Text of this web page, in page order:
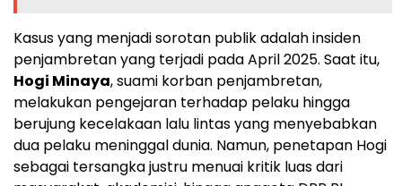
Kasus yang menjadi sorotan publik adalah insiden
penjambretan yang terjadi pada April 2025. Saat itu,
Hogi Minaya, suami korban penjambretan,
melakukan pengejaran terhadap pelaku hingga
berujung kecelakaan lalu lintas yang menyebabkan
dua pelaku meninggal dunia. Namun, penetapan Hogi
sebagai tersangka justru menuai kritik luas dari